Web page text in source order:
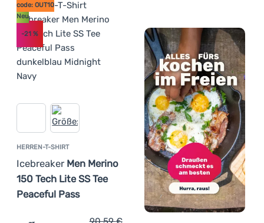
HERREN-T-SHIRT
Icebreaker Men Merino
150 Tech Lite SS Tee
Peaceful Pass
code: OUT10
Neu
-21 %